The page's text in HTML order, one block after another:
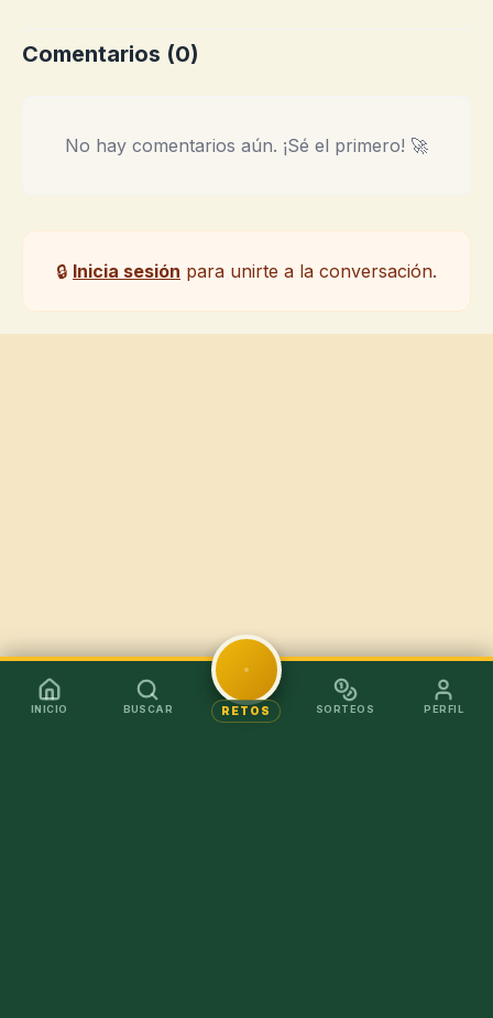
Comentarios (0)
No hay comentarios aún. ¡Sé el primero! 🚀
🔒 Inicia sesión para unirte a la conversación.
INICIO BUSCAR RETOS SORTEOS PERFIL